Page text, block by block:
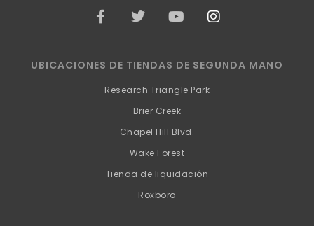
a
b
o
o
o
e
o
o
u
b
e
n
a
g
UBICACIONES DE TIENDAS DE SEGUNDA MANO
Research Triangle Park
Brier Creek
Chapel Hill Blvd.
Wake Forest
Tienda de liquidación
Roxboro